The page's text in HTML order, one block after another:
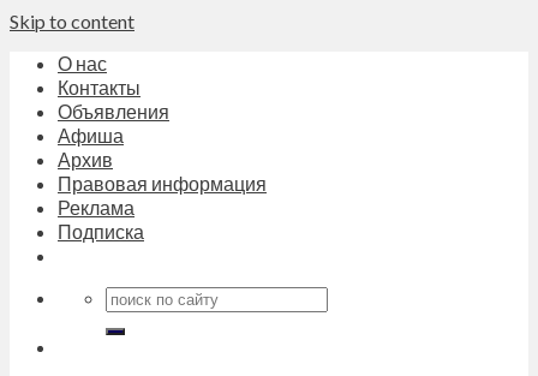
Skip to content
О нас
Контакты
Объявления
Афиша
Архив
Правовая информация
Реклама
Подписка